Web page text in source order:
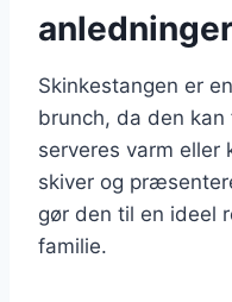
anledninger
Skinkestangen er
brunch, da den
serveres varm eller
skiver og
gør den til en ideel
familie.